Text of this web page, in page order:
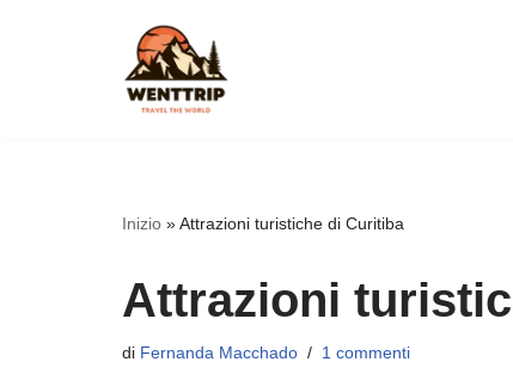
Inizio »Attrazioni turistiche di Curitiba
Attrazioni
di Fernanda Macchado 1 commenti